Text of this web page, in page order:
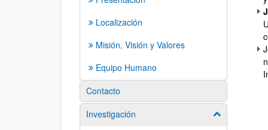
Localización
Misión, Visión y Valores
Equipo Humano
Contacto
Investigación
Mostrar/